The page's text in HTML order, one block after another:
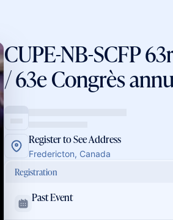
CUPE-NB-SCFP
/ 63e Congrès
Register to See Address
Fredericton, Canada
Registration
Past Event